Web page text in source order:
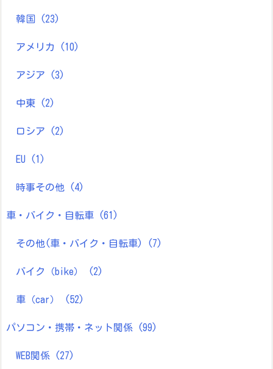
韓国 (23)
アメリカ (10)
アジア (3)
中東 (2)
ロシア (2)
EU (1)
時事その他 (4)
車・バイク・自転車 (61)
その他(車・バイク・自転車) (7)
バイク（bike） (2)
車（car） (52)
パソコン・携帯・ネット関係 (99)
WEB関係 (27)